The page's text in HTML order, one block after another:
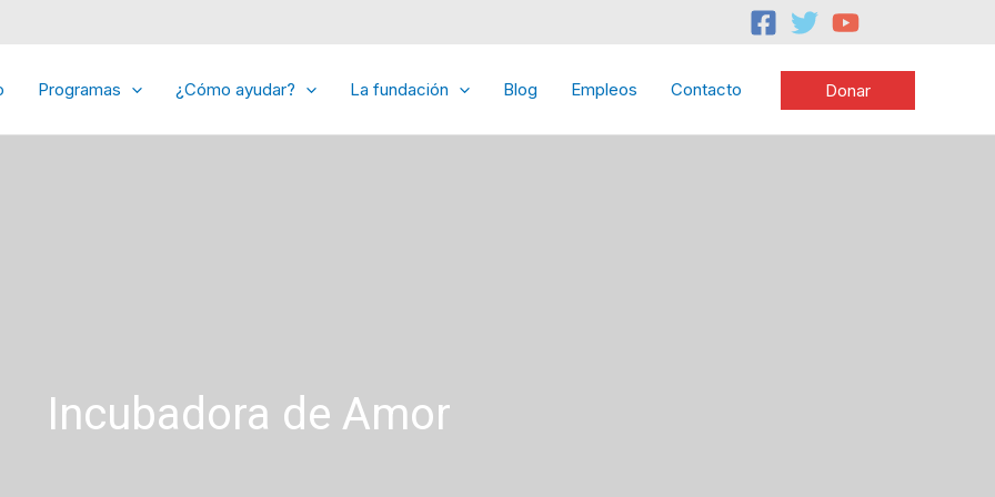
Programas ¿Cómo ayudar? La fundación Blog Empleos Contacto Donar
Incubadora de Amor